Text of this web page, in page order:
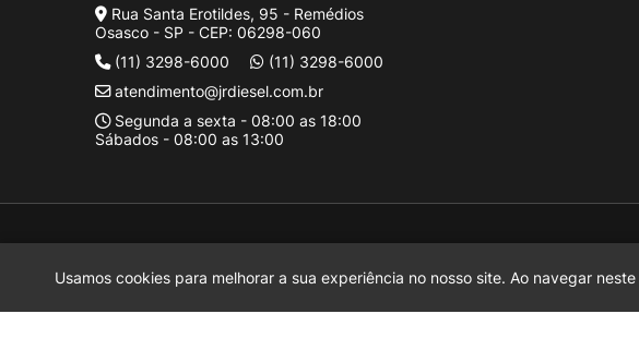
Rua Santa Erotildes, 95 - Remédios
Osasco - SP - CEP: 06298-060
(11) 3298-6000
(11) 3298-6000
atendimento@jrdiesel.com.br
Segunda a sexta - 08:00 as 18:00
Sábados - 08:00 as 13:00
Usamos cookies para melhorar a sua experiência no nosso site. Ao navegar neste